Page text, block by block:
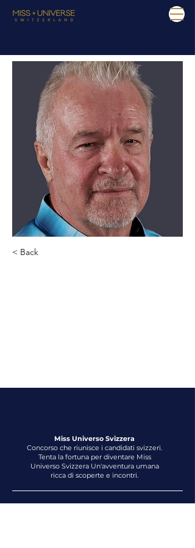
< Back
Miss Universo Svizzera
Concorso che riunisce i candidati svizzeri.
Tenta la fortuna per diventare Miss
Universo Svizzera Un'avventura umana
ricca di scoperte e incontri.